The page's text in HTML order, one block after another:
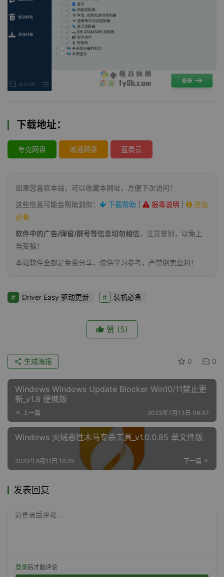
下载地址：
夸克网盘 城通网盘 蓝奏云
如果您喜欢本站，可以收藏本网址，方便下次访问！
这些信息可能会帮助到你：
下载帮助 报毒说明
进站
必看
软件中的广告/弹窗/群号等信息切勿相信，注意鉴别，以免上
当受骗！
本站软件全都是免费分享，仅供学习参考，严禁倒卖盈利！
Driver Easy 驱动更新 装机必备
赞 (5)
0 0
生成海报
Windows Windows Update Blocker Win10/11禁止更
新_v1.8 便携版
上一篇 2023年7月13日 09:47
Windows 火绒恶性木马专杀工具_v1.0.0.85 单文件版
下一篇
2023年8月11日 10:25
发表回复
请登录后评论...
登录后才能评论